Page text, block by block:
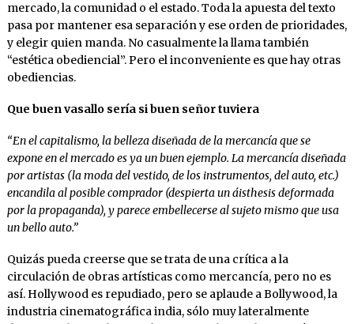
mercado, la comunidad o el estado. Toda la apuesta del texto
pasa por mantener esa separación y ese orden de prioridades,
y elegir quien manda. No casualmente la llama también
“estética obediencial”. Pero el inconveniente es que hay otras
obediencias.
Que buen vasallo sería si buen señor tuviera
“En el capitalismo, la belleza diseñada de la mercancía que se
expone en el mercado es ya un buen ejemplo. La mercancía diseñada
por artistas (la moda del vestido, de los instrumentos, del auto, etc.)
encandila al posible comprador (despierta un áisthesis deformada
por la propaganda), y parece embellecerse al sujeto mismo que usa
un bello auto.”
Quizás pueda creerse que se trata de una crítica a la
circulación de obras artísticas como mercancía, pero no es
así. Hollywood es repudiado, pero se aplaude a Bollywood, la
industria cinematográfica india, sólo muy lateralmente